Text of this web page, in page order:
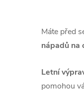
Máte před
nápadů na
Letní
pomohou